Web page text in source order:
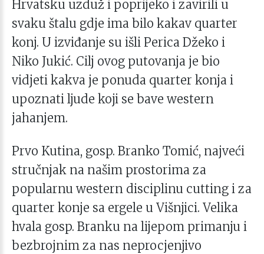
Hrvatsku uzduž i poprijeko i zavirili u
svaku štalu gdje ima bilo kakav quarter
konj. U izviđanje su išli Perica Džeko i
Niko Jukić. Cilj ovog putovanja je bio
vidjeti kakva je ponuda quarter konja i
upoznati ljude koji se bave western
jahanjem.
Prvo Kutina, gosp. Branko Tomić, najveći
stručnjak na našim prostorima za
popularnu western disciplinu cutting i za
quarter konje sa ergele u Višnjici. Velika
hvala gosp. Branku na lijepom primanju i
bezbrojnim za nas neprocjenjivo